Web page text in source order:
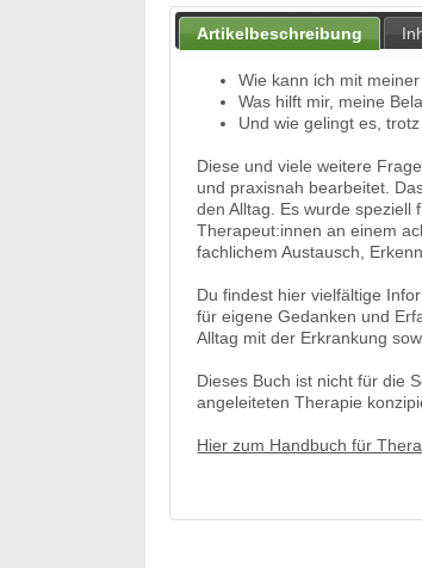
Artikelbeschreibung
Wie kann ich mit
Was hilft mir, meine
Und wie gelingt es,
Diese und viele weitere
und praxisnah bearbeitet.
den Alltag. Es wurde speziell
Therapeut:innen an einem
fachlichem Austausch,
Du findest hier vielfältige
für eigene Gedanken und
Alltag mit der Erkrankung
Dieses Buch ist nicht für die
angeleiteten Therapie
Hier zum Handbuch für